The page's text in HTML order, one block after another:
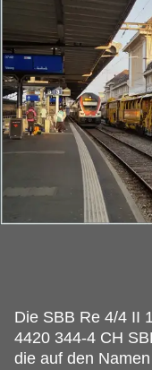
Die SBB Re 4/4 II
4420 344-4 CH
die auf den